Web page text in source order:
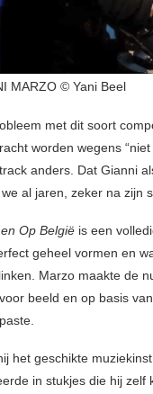
MARZO © Yani Beel
met dit soort
worden wegens
anders. Dat Gianni
al jaren, zeker na zijn
Op België is een
geheel vormen en
Marzo maakte de
beeld en op basis
het geschikte
in stukjes die hij